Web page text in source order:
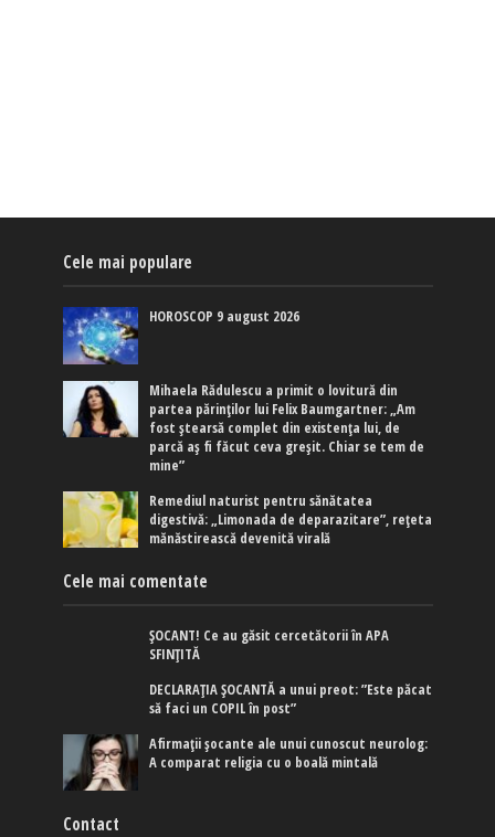
Cele mai populare
HOROSCOP 9 august 2026
Mihaela Rădulescu a primit o lovitură din
partea părinților lui Felix Baumgartner: „Am
fost ștearsă complet din existența lui, de
parcă aș fi făcut ceva greșit. Chiar se tem de
mine”
Remediul naturist pentru sănătatea
digestivă: „Limonada de deparazitare”, rețeta
mănăstirească devenită virală
Cele mai comentate
ȘOCANT! Ce au găsit cercetătorii în APA
SFINȚITĂ
DECLARAȚIA ȘOCANTĂ a unui preot: ”Este păcat
să faci un COPIL în post”
Afirmaţii şocante ale unui cunoscut neurolog:
A comparat religia cu o boală mintală
Contact